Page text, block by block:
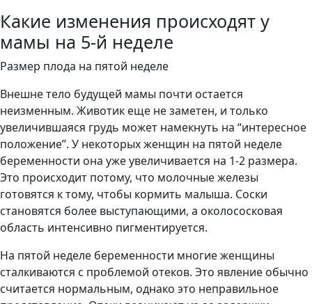
Какие изменения происходят у
мамы на 5-й неделе
Размер плода на пятой неделе
Внешне тело будущей мамы почти остается
неизменным. Животик еще не заметен, и только
увеличившаяся грудь может намекнуть на “интересное
положение”. У некоторых женщин на пятой неделе
беременности она уже увеличивается на 1-2 размера.
Это происходит потому, что молочные железы
готовятся к тому, чтобы кормить малыша. Соски
становятся более выступающими, а околососковая
область интенсивно пигментируется.
На пятой неделе беременности многие женщины
сталкиваются с проблемой отеков. Это явление обычно
считается нормальным, однако это неправильное